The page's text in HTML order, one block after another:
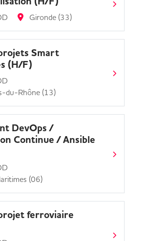
Gironde (33)
Smart
(H/F)
du-Rhône (13)
DevOps /
Continue / Ansible
(06)
ferroviaire